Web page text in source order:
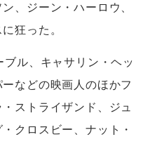
、ジーン・ハーロウ、
狂った。
ル、キャサリン・ヘッ
などの映画人のほかフ
ストライザンド、ジュ
クロスビー、ナット・